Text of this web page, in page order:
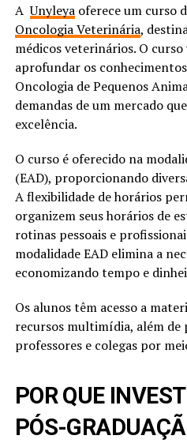
AUnyleyaoferece um curso
Oncologia Veterinária,
médicos veterinários. O
aprofundar os
Oncologia de Pequenos
demandas de um mercado
excelência.
O curso é oferecido na
(EAD), proporcionando
A flexibilidade de horários
organizem seus horários de
rotinas pessoais e
modalidade EAD elimina a
economizando tempo e
Os alunos têm acesso a
recursos multimídia, além
professores e colegas por
POR QUE
PÓS-